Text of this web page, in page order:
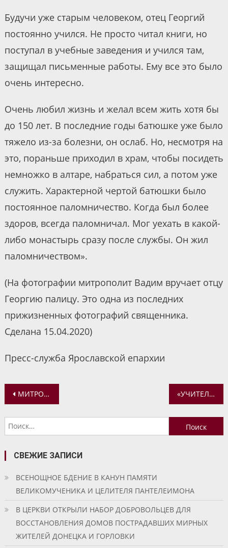
Будучи уже старым человеком, отец Георгий
постоянно учился. Не просто читал книги, но
поступал в учебные заведения и учился там,
защищал письменные работы. Ему все это было
очень интересно.
Очень любил жизнь и желал всем жить хотя бы
до 150 лет. В последние годы батюшке уже было
тяжело из-за болезни, он ослаб. Но, несмотря на
это, пораньше приходил в храм, чтобы посидеть
немножко в алтаре, набраться сил, а потом уже
служить. Характерной чертой батюшки было
постоянное паломничество. Когда был более
здоров, всегда паломничал. Мог уехать в какой-
либо монастырь сразу после службы. Он жил
паломничеством».
(На фотографии митрополит Вадим вручает отцу
Георгию палицу. Это одна из последних
прижизненных фотографий священника.
Сделана 15.04.2020)
Пресс-служба Ярославской епархии
Навигация
по
записям
МИТРОПОЛИТ ВАДИМ: ГОСПОДЬ ПРОСТИРАЕТ СВОИ ОБЪЯТИЯ, ГОТОВЫЙ ПРИНЯТЬ ВСЕХ НАС «УЧИТЕЛЬ БЛАГИЙ! ЧТО СДЕЛАТЬ МНЕ ДОБРОГО, ЧТОБЫ ИМЕТЬ ЖИЗНЬ ВЕЧНУЮ?»
Найти:
СВЕЖИЕ ЗАПИСИ
ВСЕНОЩНОЕ БДЕНИЕ В КАНУН ПАМЯТИ
ВЕЛИКОМУЧЕНИКА И ЦЕЛИТЕЛЯ ПАНТЕЛЕИМОНА
В ЦЕРКВИ ОТКРЫЛИ НАБОР ДОБРОВОЛЬЦЕВ ДЛЯ
ВОССТАНОВЛЕНИЯ ДОМОВ ПОСТРАДАВШИХ МИРНЫХ
ЖИТЕЛЕЙ ДОНЕЦКА И ГОРЛОВКИ